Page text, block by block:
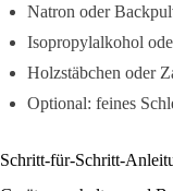
Natron oder
Isopropylalkohol
Holzstäbchen oder
Optional: feines
Schritt-für-Schritt-